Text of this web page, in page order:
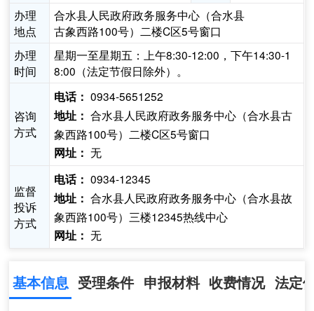
办理
地点
合水县人民政府政务服务中心（合水县
古象西路100号）二楼C区5号窗口
办理
时间
星期一至星期五：上午8:30-12:00，下午14:30-1
8:00（法定节假日除外）。
咨询
方式
电话： 0934-5651252
地址： 合水县人民政府政务服务中心（合水县古
象西路100号）二楼C区5号窗口
网址： 无
监督
投诉
方式
电话： 0934-12345
地址： 合水县人民政府政务服务中心（合水县故
象西路100号）三楼12345热线中心
网址： 无
基本信息 受理条件 申报材料 收费情况 法定